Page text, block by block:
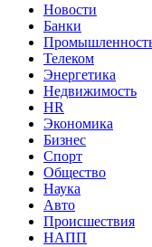
Новости
Банки
Телеком
Энергетика
Недвижимость
HR
Экономика
Бизнес
Спорт
Общество
Наука
Авто
Происшествия
НАПП